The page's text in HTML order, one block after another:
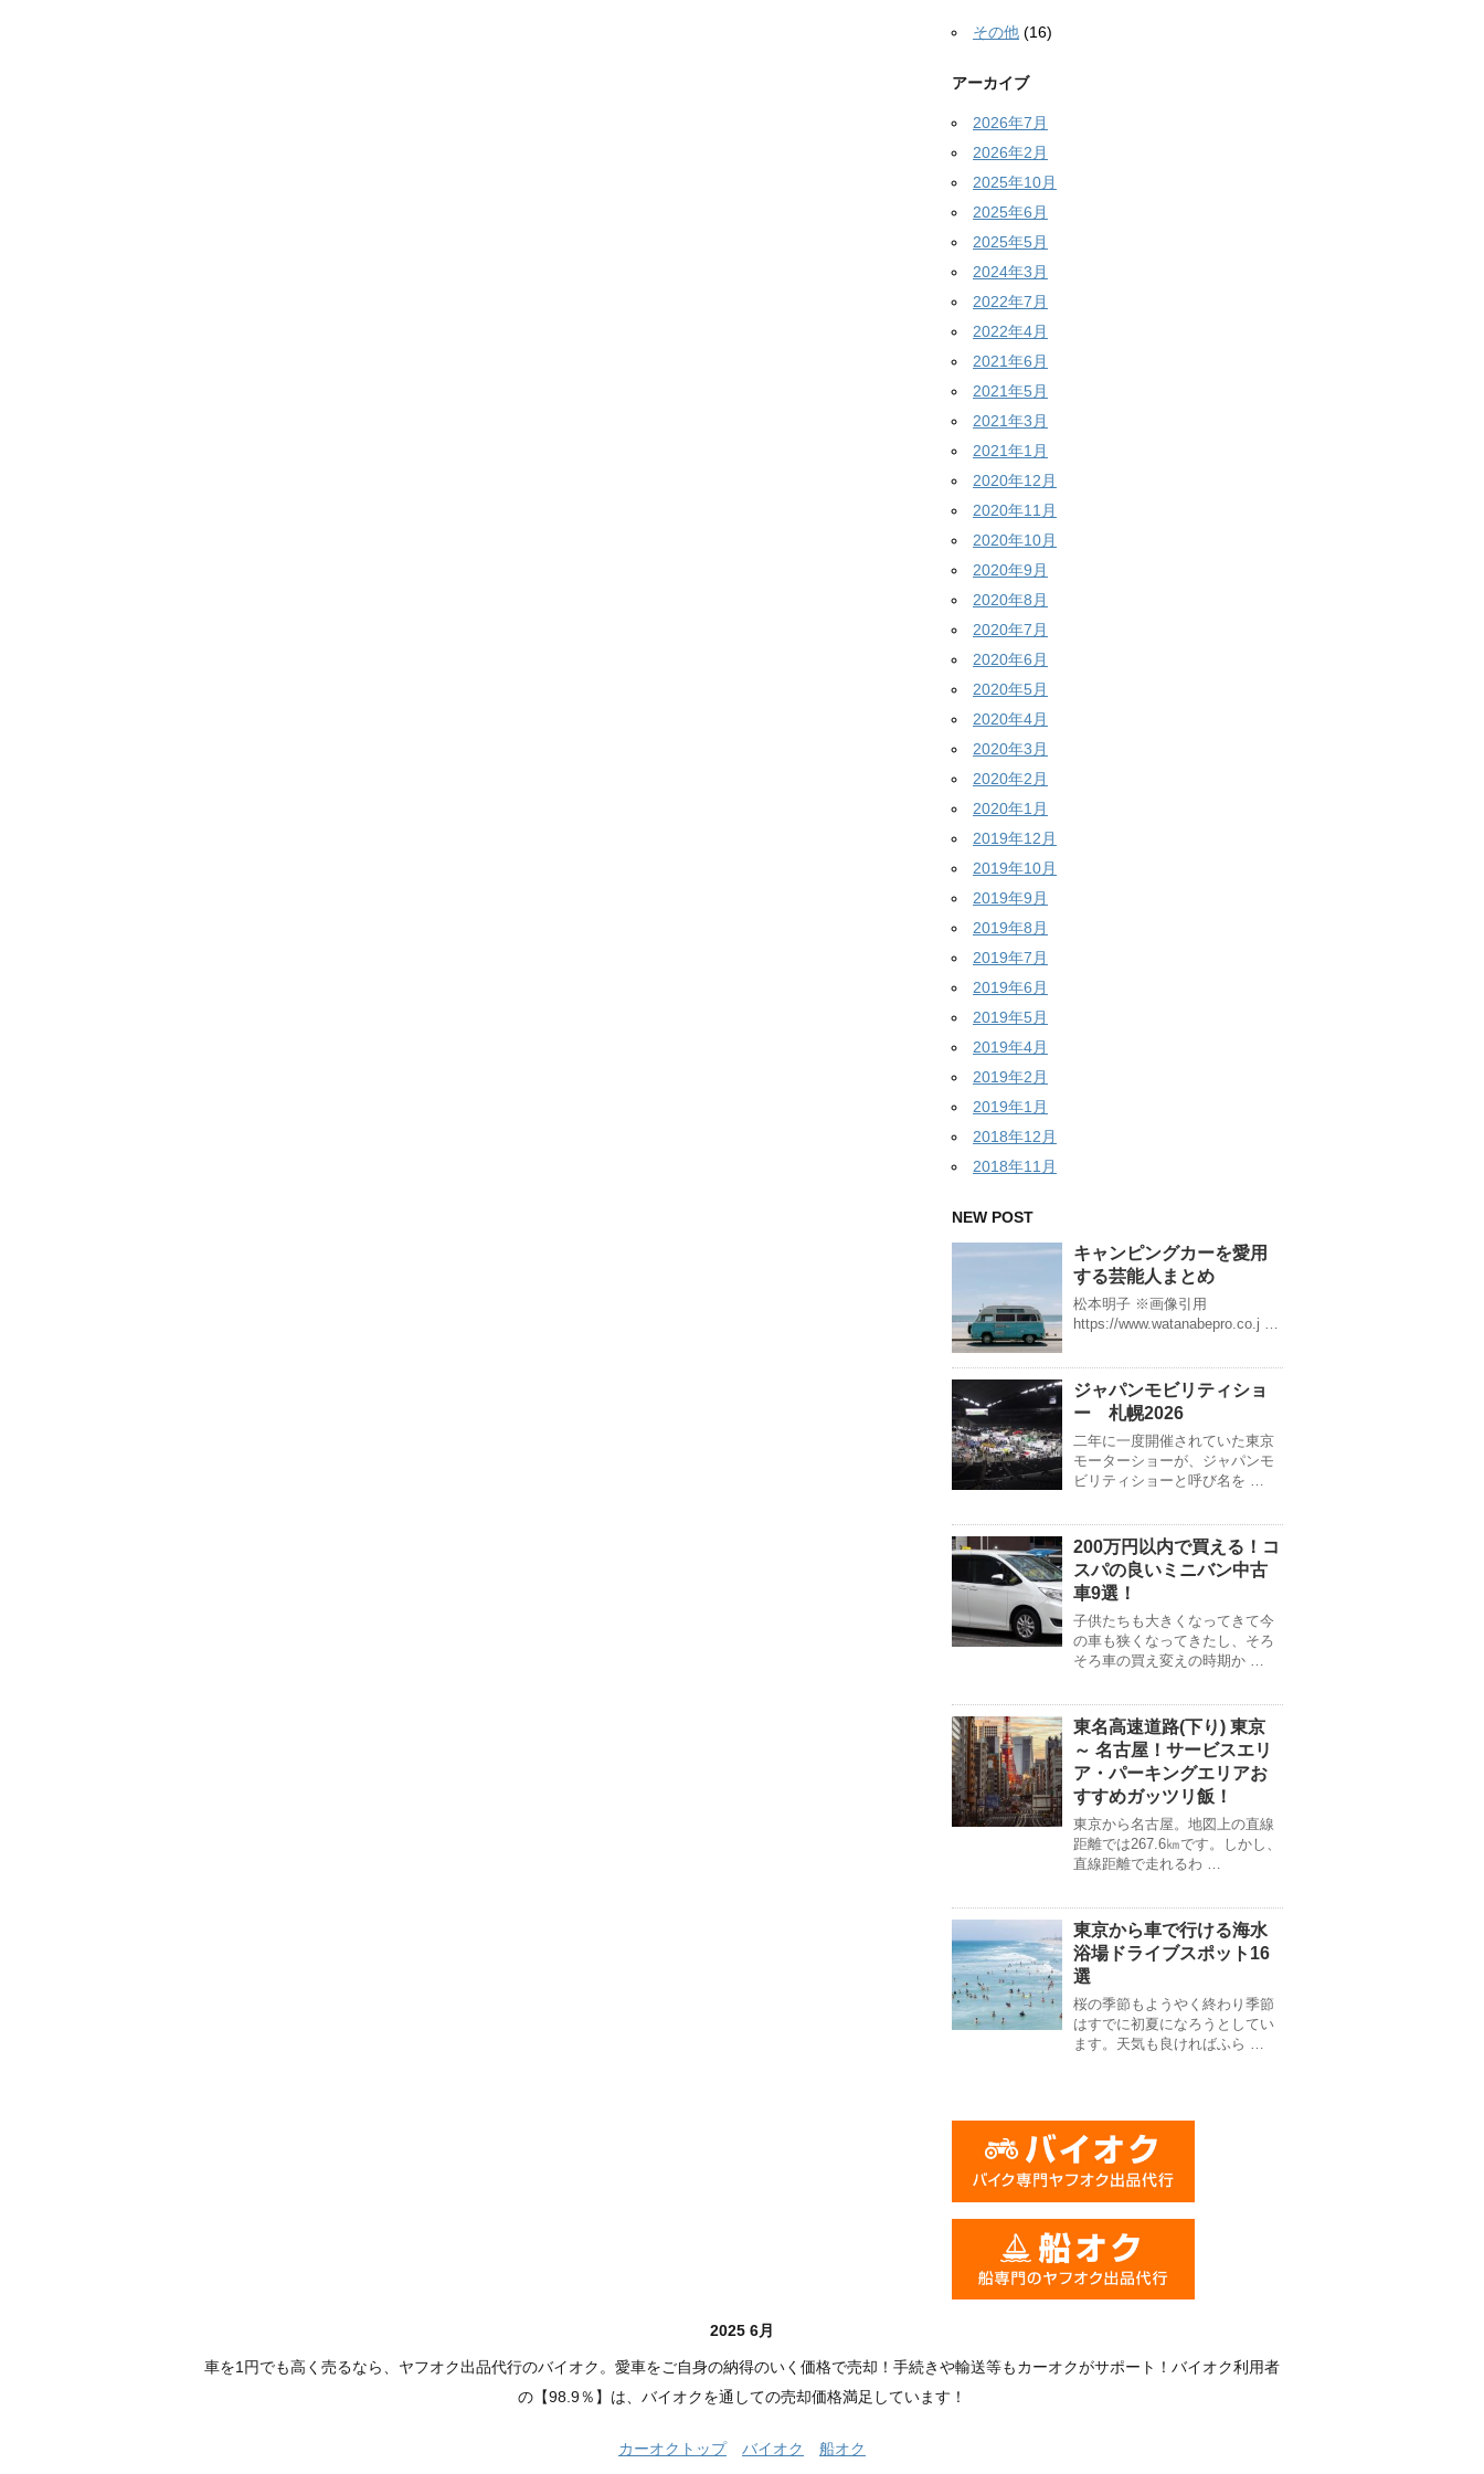
その他 (16)
アーカイブ
2026年7月
2026年2月
2025年10月
2025年6月
2025年5月
2024年3月
2022年7月
2022年4月
2021年6月
2021年5月
2021年3月
2021年1月
2020年12月
2020年11月
2020年10月
2020年9月
2020年8月
2020年7月
2020年6月
2020年5月
2020年4月
2020年3月
2020年2月
2020年1月
2019年12月
2019年10月
2019年9月
2019年8月
2019年7月
2019年6月
2019年5月
2019年4月
2019年2月
2019年1月
2018年12月
2018年11月
NEW POST
キャンピングカーを愛用
する芸能人まとめ
松本明子 ※画像引用
https://www.watanabepro.co.j …
ジャパンモビリティショ
ー 札幌2026
二年に一度開催されていた東京
モーターショーが、ジャパンモ
ビリティショーと呼び名を …
200万円以内で買える！コ
スパの良いミニバン中古
車9選！
子供たちも大きくなってきて今
の車も狭くなってきたし、そろ
そろ車の買え変えの時期か …
東名高速道路(下り) 東京
～ 名古屋！サービスエリ
ア・パーキングエリアお
すすめガッツリ飯！
東京から名古屋。地図上の直線
距離では267.6㎞です。しかし、
直線距離で走れるわ …
東京から車で行ける海水
浴場ドライブスポット16
選
桜の季節もようやく終わり季節
はすでに初夏になろうとしてい
ます。天気も良ければふら …
2025 6月
車を1円でも高く売るなら、ヤフオク出品代行のバイオク。愛車をご自身の納得のいく価格で売却！手続きや輸送等もカーオクがサポート！バイオク利用者
の【98.9％】は、バイオクを通しての売却価格満足しています！
カーオクトップ バイオク 船オク